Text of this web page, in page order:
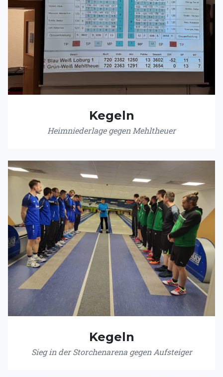
Kegeln
Heimniederlage gegen Mehltheuer
Kegeln
Sieg in der Storchenarena gegen Aufsteiger